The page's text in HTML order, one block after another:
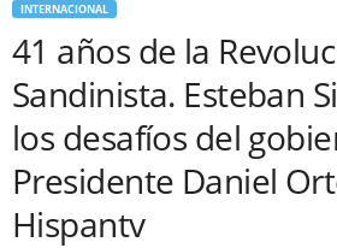
INTERNACIONAL
41 años de la
Sandinista. Esteban
los desafíos del
Presidente Daniel
Hispantv